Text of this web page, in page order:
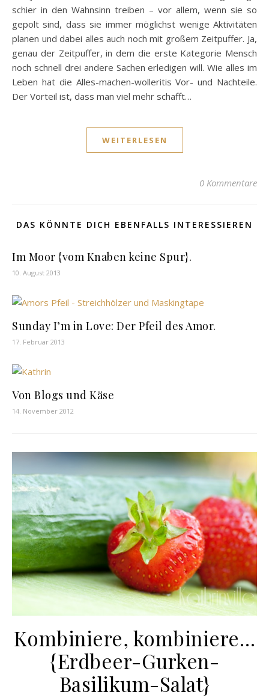
schier in den Wahnsinn treiben – vor allem, wenn sie so
gepolt sind, dass sie immer möglichst wenige Aktivitäten
planen und dabei alles auch noch mit großem Zeitpuffer. Ja,
genau der Zeitpuffer, in dem die erste Kategorie Mensch
noch schnell drei andere Sachen erledigen will. Wie alles im
Leben hat die Alles-machen-wolleritis Vor- und Nachteile.
Der Vorteil ist, dass man viel mehr schafft…
WEITERLESEN
0 Kommentare
DAS KÖNNTE DICH EBENFALLS INTERESSIEREN
Im Moor {vom Knaben keine Spur}.
10. August 2013
Sunday I’m in Love: Der Pfeil des Amor.
17. Februar 2013
Von Blogs und Käse
14. November 2012
Kombiniere, kombiniere…
{Erdbeer-Gurken-
Basilikum-Salat}